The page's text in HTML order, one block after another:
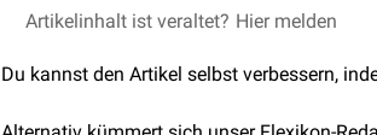
Vinculin-Antikörper(Vinculin-AK)
Die verwendete Methodik ist abhängig
Artikelinhalt ist veraltet? Hier melden
Du kannst den Artikel selbst verbessern,